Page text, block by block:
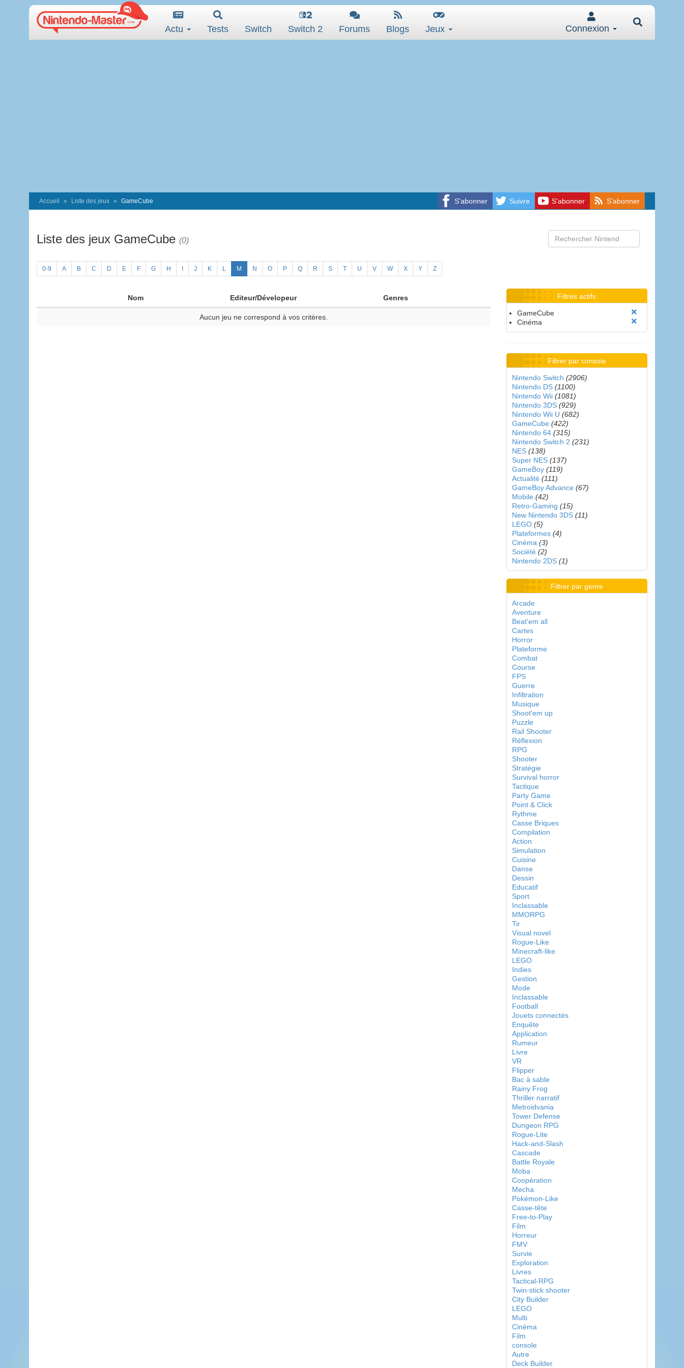
Actu Tests Switch Switch 2 Forums Blogs Jeux Connexion
S'abonner Suivre S'abonner S'abonner
Accueil Liste des jeux GameCube
Liste des jeux GameCube (0)
0-9 A B C D E F G H J K L M N O P Q R S T U V W X Y Z
Nom Editeur/Dévelopeur Genres
Aucun jeu ne correspond à vos critères.
Filtres actifs
GameCube
Cinéma
Filtrer par console
Nintendo Switch (2906)
Nintendo DS (1100)
Nintendo Wii (1081)
Nintendo 3DS (929)
Nintendo Wii U (682)
GameCube (422)
Nintendo 64 (315)
Nintendo Switch 2 (231)
NES (138)
Super NES (137)
GameBoy (119)
Actualité (111)
GameBoy Advance (67)
Mobile (42)
Retro-Gaming (15)
New Nintendo 3DS (11)
LEGO (5)
Plateformes (4)
Cinéma (3)
Société (2)
Nintendo 2DS (1)
Filtrer par genre
Arcade
Aventure
Beat'em all
Cartes
Horror
Plateforme
Combat
Course
FPS
Guerre
Infiltration
Musique
Shoot'em up
Puzzle
Rail Shooter
Réflexion
RPG
Shooter
Stratégie
Survival horror
Tactique
Party Game
Point & Click
Rythme
Casse Briques
Compilation
Action
Simulation
Cuisine
Danse
Dessin
Educatif
Sport
Inclassable
MMORPG
Tir
Visual novel
Rogue-Like
Minecraft-like
LEGO
Indies
Gestion
Mode
Inclassable
Football
Jouets connectés
Enquête
Application
Rumeur
Livre
VR
Flipper
Bac à sable
Rainy Frog
Thriller narratif
Metroidvania
Tower Defense
Dungeon RPG
Rogue-Lite
Hack-and-Slash
Cascade
Battle Royale
Moba
Coopération
Mecha
Pokémon-Like
Casse-tête
Free-to-Play
Film
Horreur
FMV
Survie
Exploration
Livres
Tactical-RPG
Twin-stick shooter
City Builder
LEGO
Multi
Cinéma
Film
console
Autre
Deck Builder